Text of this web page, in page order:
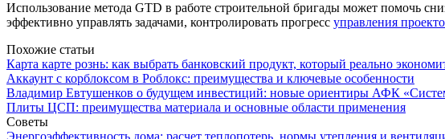
Использование метода GTD в работе строительной бригады может помочь
эффективно управлять задачами, контролировать прогресс управления
Похожие статьи
Карта карте рознь: как выбрать банковский продукт, который реально
Аккаунт с корблоксом в Роблокс: преимущества и ключевые особенности
Владимир Евтушенков о будущем инвестиций: новые ориентиры АФК
Плиты ЦСП: преимущества материала и основные области применения
Советы